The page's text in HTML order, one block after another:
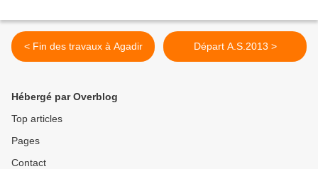
< Fin des travaux à Agadir Départ A.S.2013 >
Hébergé par Overblog
Top articles
Pages
Contact